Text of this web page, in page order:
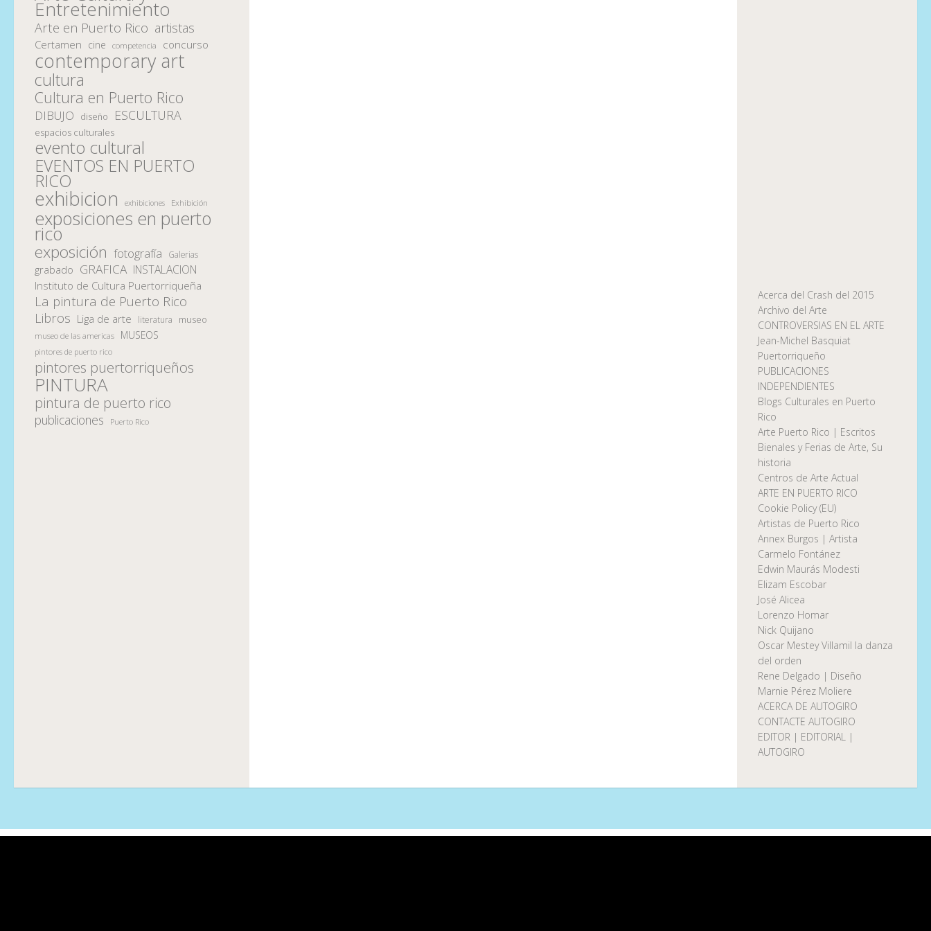
Entretenimiento
Arte en Puerto Rico artistas
Certamen cine competencia concurso
contemporary art
cultura
Cultura en Puerto Rico
DIBUJO diseño ESCULTURA
espacios culturales
evento cultural
EVENTOS EN PUERTO
RICO
exhibicion exhibiciones Exhibición
exposiciones en puerto
rico
exposición fotografía Galerias
grabado GRAFICA INSTALACION
Instituto de Cultura Puertorriqueña
La pintura de Puerto Rico
Libros Liga de arte literatura museo
museo de las americas MUSEOS
pintores de puerto rico
pintores puertorriqueños
PINTURA
pintura de puerto rico
publicaciones Puerto Rico
Acerca del Crash del 2015
Archivo del Arte
CONTROVERSIAS EN EL ARTE
Jean-Michel Basquiat
Puertorriqueño
PUBLICACIONES
INDEPENDIENTES
Blogs Culturales en Puerto
Rico
Arte Puerto Rico | Escritos
Bienales y Ferias de Arte, Su
historia
Centros de Arte Actual
ARTE EN PUERTO RICO
Cookie Policy (EU)
Artistas de Puerto Rico
Annex Burgos | Artista
Carmelo Fontánez
Edwin Maurás Modesti
Elizam Escobar
José Alicea
Lorenzo Homar
Nick Quijano
Oscar Mestey Villamil la danza
del orden
Rene Delgado | Diseño
Marnie Pérez Moliere
ACERCA DE AUTOGIRO
CONTACTE AUTOGIRO
EDITOR | EDITORIAL |
AUTOGIRO